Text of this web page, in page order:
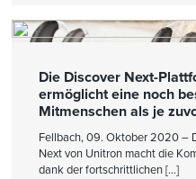
Die Discover Next-
ermöglicht eine noch
Mitmenschen als je
Fellbach, 09. Oktober 2020 –
Next von Unitron macht die
dank der fortschrittlichen […]